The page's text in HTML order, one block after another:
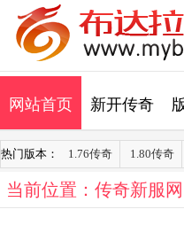
网站首页 新开传奇
热门版本： 1.76传奇 1.80传奇
当前位置： 传奇新服网